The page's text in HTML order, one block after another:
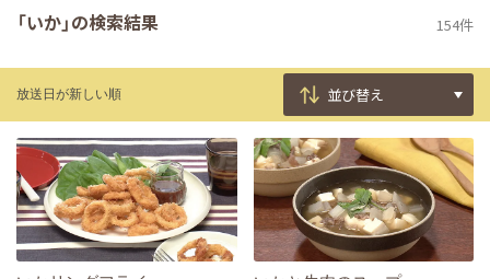
「いか」の検索結果 154件
放送日が新しい順